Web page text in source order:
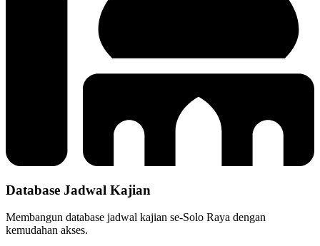
Database Jadwal Kajian
Membangun database jadwal kajian se-Solo Raya dengan
kemudahan akses.